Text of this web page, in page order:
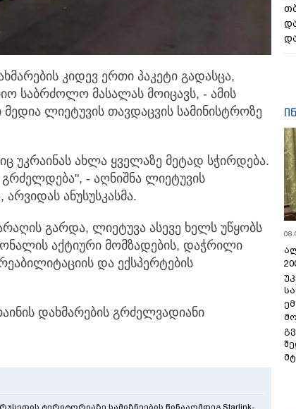
კიდევ ერთი პაკეტი გადასცა,
საბრძოლო მასალას მოიცავს, - ამის
ლიეტუვის თავდაცვის სამინისტროზე
უკრაინას ახლა ყველაზე მეტად სჭირდება.
გრძელდება", - აღნიშნა ლიეტუვის
ანუსუსკასმა.
გარდა, ლიეტუვა ასევე ხელს უწყობს
აქტიური მომზადების, დაჭრილი
და ექსპერტების
დახმარების გრძელვადიანი
ტერიტორიაზე სამიზნეების წინააღმდეგ Starlink-